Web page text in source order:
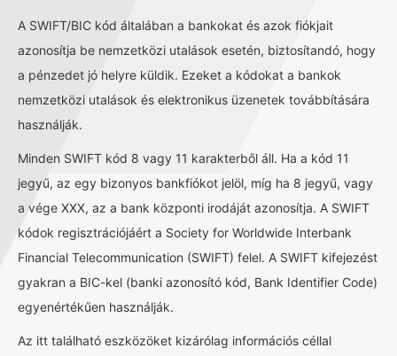
A SWIFT/BIC kód általában a bankokat és azok fiókjait
azonosítja be nemzetközi utalások esetén, biztosítandó, hogy
a pénzedet jó helyre küldik. Ezeket a kódokat a bankok
nemzetközi utalások és elektronikus üzenetek továbbítására
használják.
Minden SWIFT kód 8 vagy 11 karakterből áll. Ha a kód 11
jegyű, az egy bizonyos bankfiókot jelöl, míg ha 8 jegyű, vagy
a vége XXX, az a bank központi irodáját azonosítja. A SWIFT
kódok regisztrációjáért a Society for Worldwide Interbank
Financial Telecommunication (SWIFT) felel. A SWIFT kifejezést
gyakran a BIC-kel (banki azonosító kód, Bank Identifier Code)
egyenértékűen használják.
Az itt található eszközöket kizárólag információs céllal